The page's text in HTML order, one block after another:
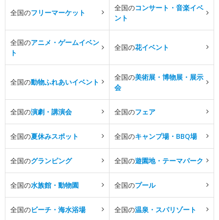
全国のフリーマーケット
全国のコンサート・音楽イベ
ント
全国のアニメ・ゲームイベン
ト
全国の花イベント
全国の動物ふれあいイベント
全国の美術展・博物展・展示
会
全国の演劇・講演会 全国のフェア
全国の夏休みスポット 全国のキャンプ場・BBQ場
全国のグランピング 全国の遊園地・テーマパーク
全国の水族館・動物園 全国のプール
全国のビーチ・海水浴場 全国の温泉・スパリゾート